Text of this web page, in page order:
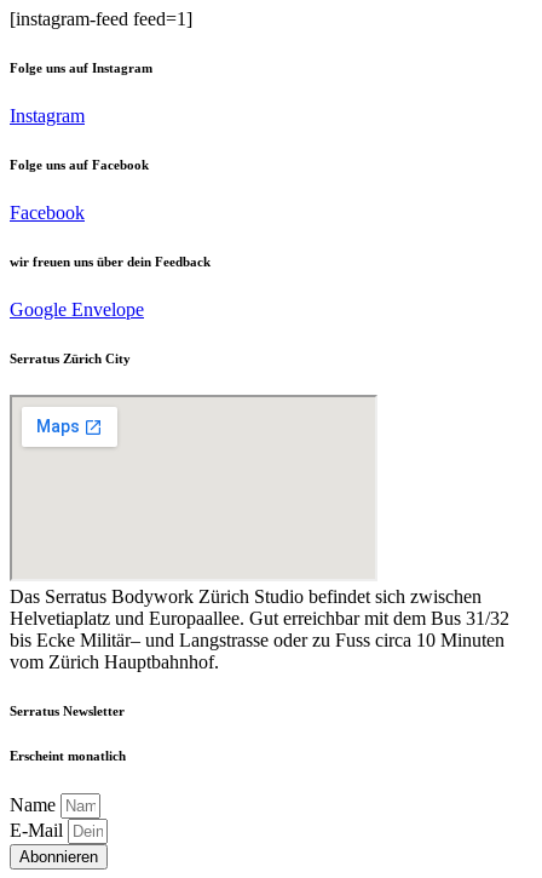
[instagram-feed feed=1]
Folge uns auf Instagram
Instagram
Folge uns auf Facebook
Facebook
wir freuen uns über dein Feedback
Google Envelope
Serratus Zürich City
Das Serratus Bodywork Zürich Studio befindet sich zwischen
Helvetiaplatz und Europaallee. Gut erreichbar mit dem Bus 31/32
bis Ecke Militär– und Langstrasse oder zu Fuss circa 10 Minuten
vom Zürich Hauptbahnhof.
Serratus Newsletter
Erscheint monatlich
Name
E-Mail
Abonnieren